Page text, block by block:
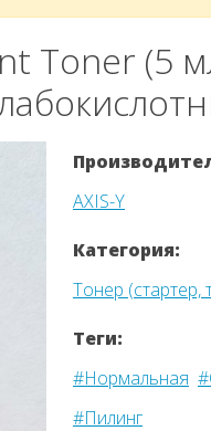
Toner (5
AXIS-Y
Категория:
Тонер (стартер,
Теги:
#Нормальная
#Пилинг